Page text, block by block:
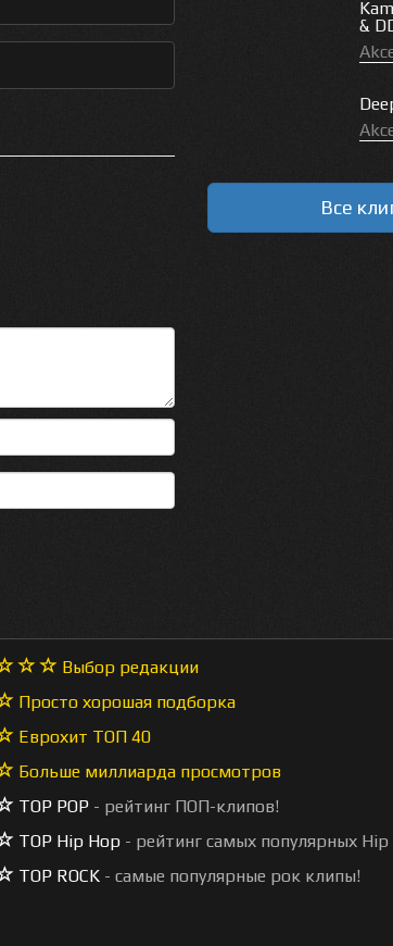
&
Все
Выбор редакции
Просто хорошая подборка
Еврохит ТОП 40
Больше миллиарда просмотров
TOP POP - рейтинг ПОП-клипов!
TOP Hip Hop - рейтинг самых популярных
TOP ROCK - самые популярные рок клипы!